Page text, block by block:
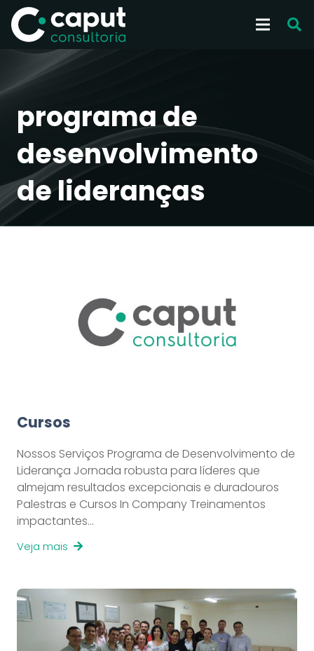
programa de
desenvolvimento
de lideranças
Cursos
Nossos Serviços Programa de Desenvolvimento de
Liderança Jornada robusta para líderes que
almejam resultados excepcionais e duradouros
Palestras e Cursos In Company Treinamentos
impactantes…
Veja mais